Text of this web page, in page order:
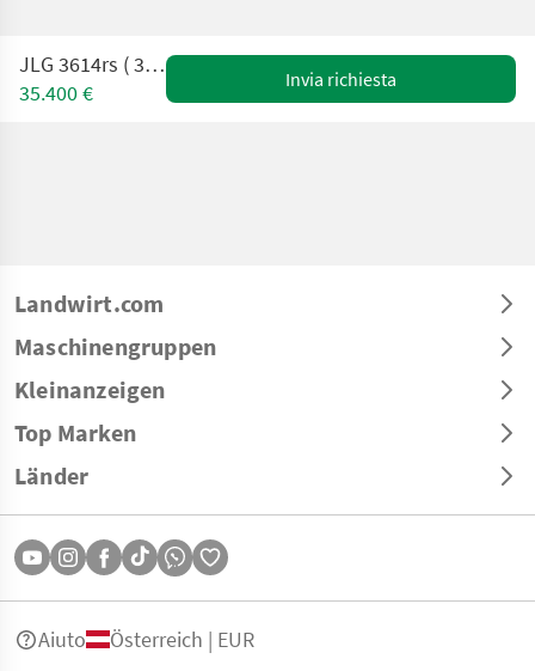
JLG 3614rs ( 3,6t - 14m )
35.400 €
Invia richiesta
Landwirt.com
Maschinengruppen
Kleinanzeigen
Top Marken
Länder
Aiuto Österreich | EUR